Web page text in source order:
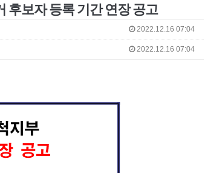
후보자 등록 기간 연장 공고
2022.12.16 07:04
2022.12.16 07:04